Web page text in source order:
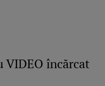
VIDEO încărcat